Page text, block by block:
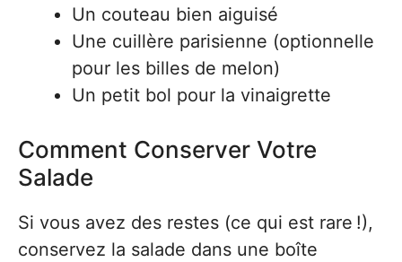
Un couteau bien aiguisé
Une cuillère parisienne (optionnelle
pour les billes de melon)
Un petit bol pour la vinaigrette
Comment Conserver Votre
Salade
Si vous avez des restes (ce qui est rare !),
conservez la salade dans une boîte